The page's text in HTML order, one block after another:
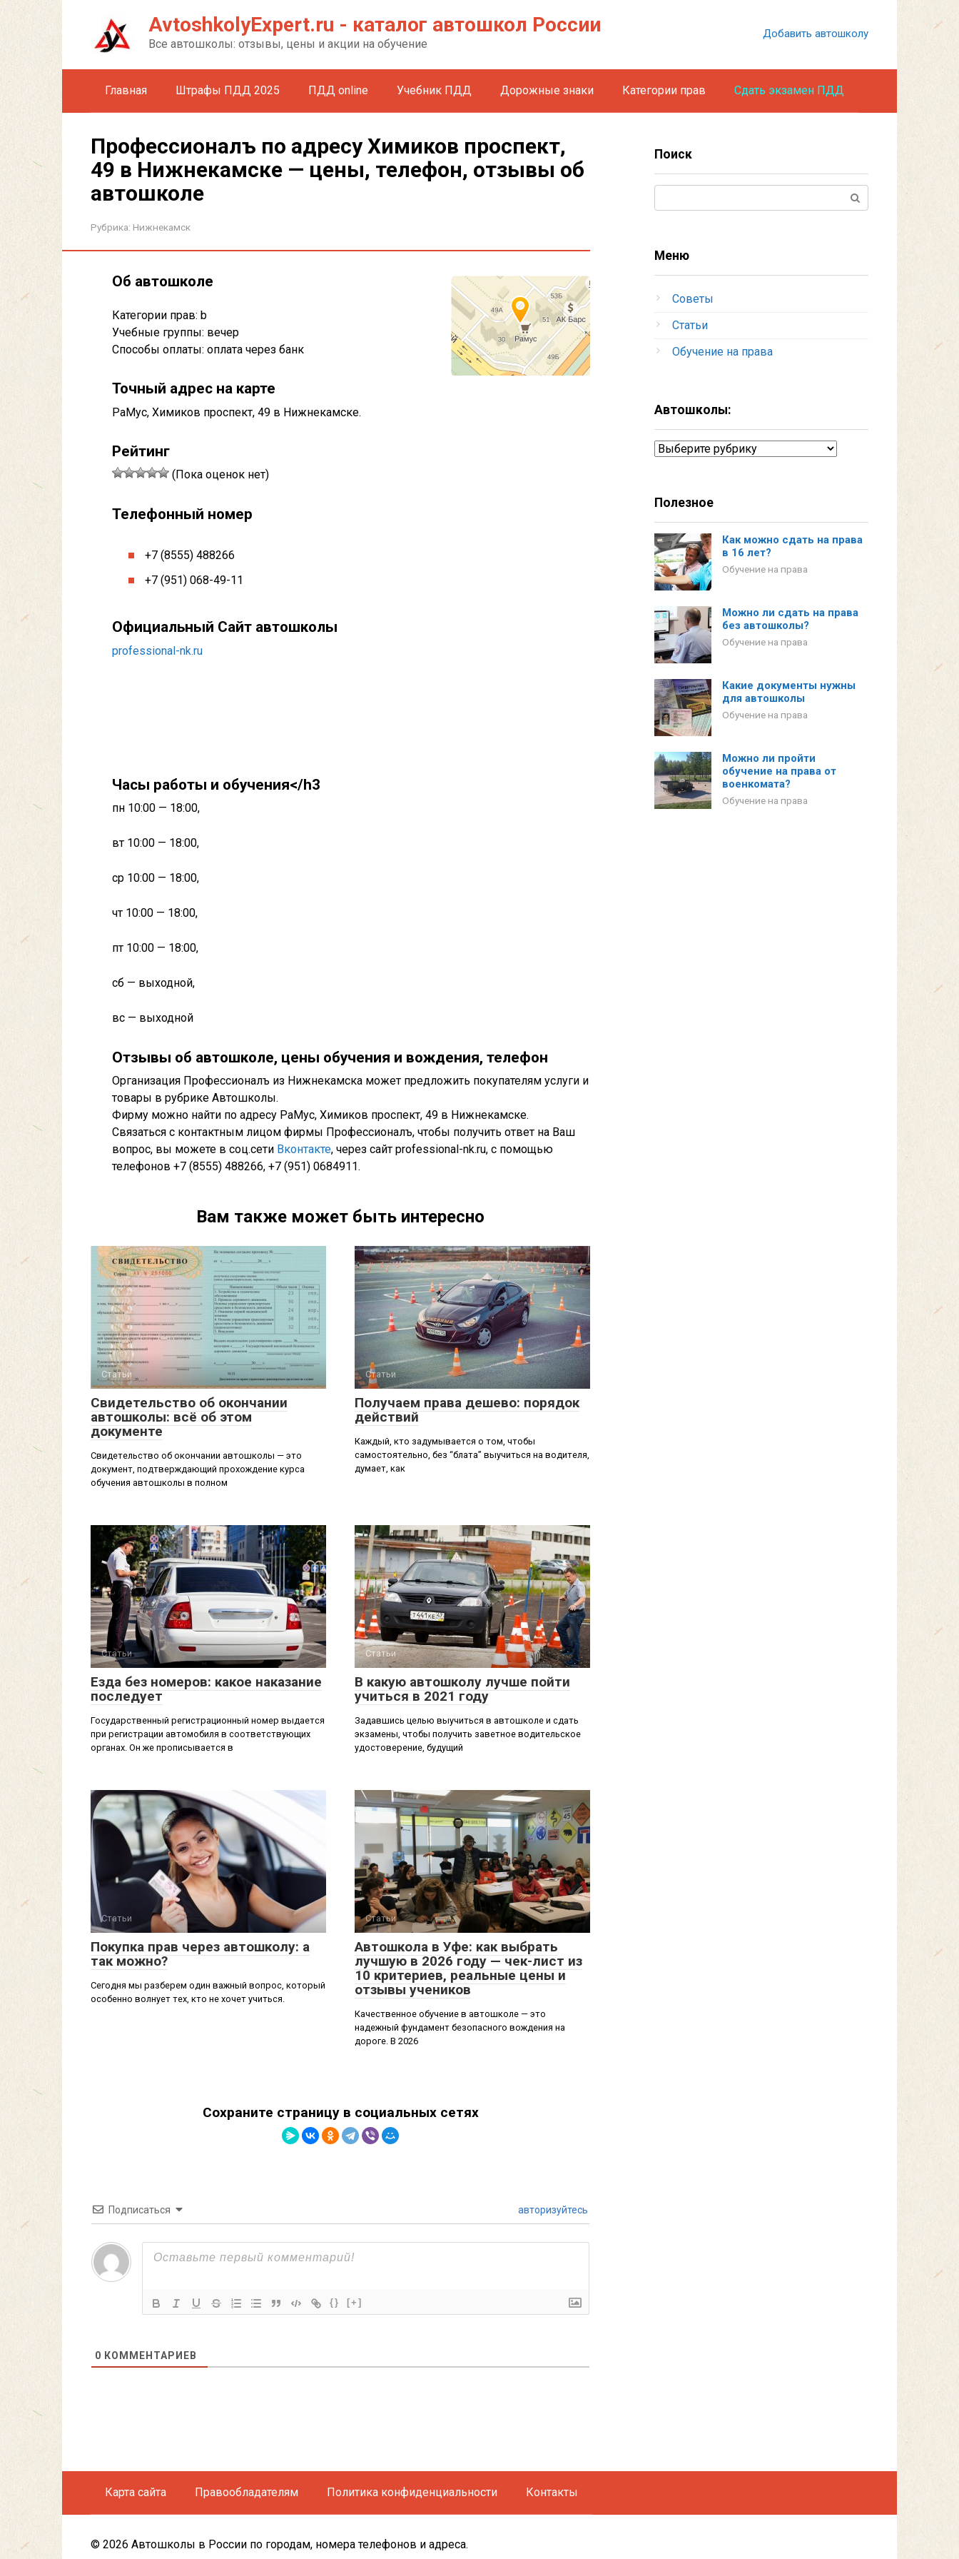
AvtoshkolyExpert.ru - каталог автошкол России
Все автошколы: отзывы, цены и акции на обучение
Добавить автошколу
Главная Штрафы ПДД 2025 ПДД online Учебник ПДД Дорожные знаки Категории прав Сдать экзамен ПДД
Профессионалъ по адресу Химиков проспект,
49 в Нижнекамске — цены, телефон, отзывы об
автошколе
Рубрика: Нижнекамск
Об автошколе
Категории прав: b
Учебные группы: вечер
Способы оплаты: оплата через банк
Точный адрес на карте
РаМус, Химиков проспект, 49 в Нижнекамске.
Рейтинг
(Пока оценок нет)
Телефонный номер
+7 (8555) 488266
+7 (951) 068-49-11
Официальный Сайт автошколы
professional-nk.ru
Часы работы и обучения</h3
пн 10:00 — 18:00,
вт 10:00 — 18:00,
ср 10:00 — 18:00,
чт 10:00 — 18:00,
пт 10:00 — 18:00,
сб — выходной,
вс — выходной
Отзывы об автошколе, цены обучения и вождения, телефон
Организация Профессионалъ из Нижнекамска может предложить покупателям услуги и
товары в рубрике Автошколы.
Фирму можно найти по адресу РаМус, Химиков проспект, 49 в Нижнекамске.
Связаться с контактным лицом фирмы Профессионалъ, чтобы получить ответ на Ваш
вопрос, вы можете в соц.сети Вконтакте, через сайт professional-nk.ru, с помощью
телефонов +7 (8555) 488266, +7 (951) 0684911.
Вам также может быть интересно
Статьи
Свидетельство об окончании
автошколы: всё об этом
документе
Свидетельство об окончании автошколы — это
документ, подтверждающий прохождение курса
обучения автошколы в полном
Статьи
Получаем права дешево: порядок
действий
Каждый, кто задумывается о том, чтобы
самостоятельно, без “блата” выучиться на водителя,
думает, как
Статьи
Езда без номеров: какое наказание
последует
Государственный регистрационный номер выдается
при регистрации автомобиля в соответствующих
органах. Он же прописывается в
Статьи
В какую автошколу лучше пойти
учиться в 2021 году
Задавшись целью выучиться в автошколе и сдать
экзамены, чтобы получить заветное водительское
удостоверение, будущий
Статьи
Покупка прав через автошколу: а
так можно?
Сегодня мы разберем один важный вопрос, который
особенно волнует тех, кто не хочет учиться.
Статьи
Автошкола в Уфе: как выбрать
лучшую в 2026 году — чек-лист из
10 критериев, реальные цены и
отзывы учеников
Качественное обучение в автошколе — это
надежный фундамент безопасного вождения на
дороге. В 2026
Сохраните страницу в социальных сетях
Подписаться авторизуйтесь
{} [+]
0 КОММЕНТАРИЕВ
Поиск
Меню
Советы
Статьи
Обучение на права
Автошколы:
Автошколы:
Полезное
Как можно сдать на права
в 16 лет?
Обучение на права
Можно ли сдать на права
без автошколы?
Обучение на права
Какие документы нужны
для автошколы
Обучение на права
Можно ли пройти
обучение на права от
военкомата?
Обучение на права
Карта сайта Правообладателям Политика конфиденциальности Контакты
© 2026 Автошколы в России по городам, номера телефонов и адреса.